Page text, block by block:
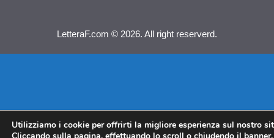
LetteraF.com © 2026. All right reserverd.
Utilizziamo i cookie per offrirti la migliore esperienza sul nostro